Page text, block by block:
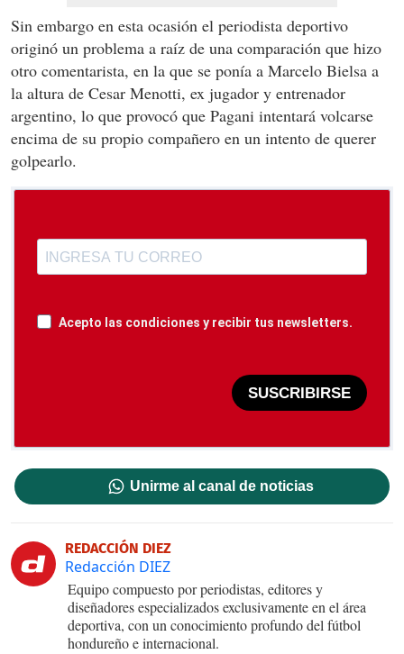
Sin embargo en esta ocasión el periodista deportivo
originó un problema a raíz de una comparación que hizo
otro comentarista, en la que se ponía a Marcelo Bielsa a
la altura de Cesar Menotti, ex jugador y entrenador
argentino, lo que provocó que Pagani intentará volcarse
encima de su propio compañero en un intento de querer
golpearlo.
Acepto las condiciones y recibir tus newsletters.
SUSCRIBIRSE
Unirme al canal de noticias
REDACCIÓN DIEZ
Redacción DIEZ
Equipo compuesto por periodistas, editores y
diseñadores especializados exclusivamente en el área
deportiva, con un conocimiento profundo del fútbol
hondureño e internacional.